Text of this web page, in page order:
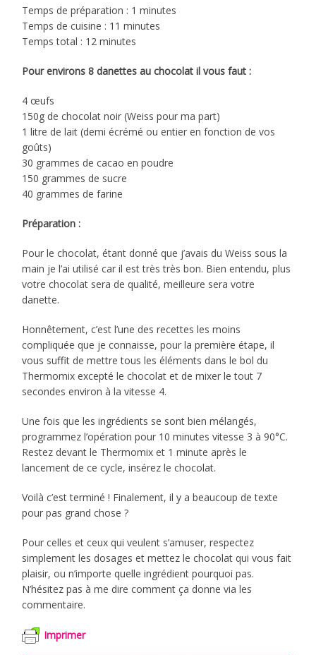
Temps de préparation : 1 minutes
Temps de cuisine : 11 minutes
Temps total : 12 minutes
Pour environs 8 danettes au chocolat il vous faut :
4 œufs
150g de chocolat noir (Weiss pour ma part)
1 litre de lait (demi écrémé ou entier en fonction de vos
goûts)
30 grammes de cacao en poudre
150 grammes de sucre
40 grammes de farine
Préparation :
Pour le chocolat, étant donné que j’avais du Weiss sous la
main je l’ai utilisé car il est très très bon. Bien entendu, plus
votre chocolat sera de qualité, meilleure sera votre
danette.
Honnêtement, c’est l’une des recettes les moins
compliquée que je connaisse, pour la première étape, il
vous suffit de mettre tous les éléments dans le bol du
Thermomix excepté le chocolat et de mixer le tout 7
secondes environ à la vitesse 4.
Une fois que les ingrédients se sont bien mélangés,
programmez l’opération pour 10 minutes vitesse 3 à 90°C.
Restez devant le Thermomix et 1 minute après le
lancement de ce cycle, insérez le chocolat.
Voilà c’est terminé ! Finalement, il y a beaucoup de texte
pour pas grand chose ?
Pour celles et ceux qui veulent s’amuser, respectez
simplement les dosages et mettez le chocolat qui vous fait
plaisir, ou n’importe quelle ingrédient pourquoi pas.
N’hésitez pas à me dire comment ça donne via les
commentaire.
Imprimer